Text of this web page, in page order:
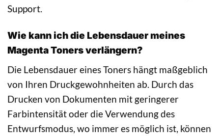
Support.
Wie kann ich die Lebensdauer meines
Magenta Toners verlängern?
Die Lebensdauer eines Toners hängt maßgeblich
von Ihren Druckgewohnheiten ab. Durch das
Drucken von Dokumenten mit geringerer
Farbintensität oder die Verwendung des
Entwurfsmodus, wo immer es möglich ist, können